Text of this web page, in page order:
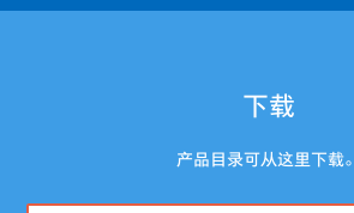
下载
产品目录可从这里下载。